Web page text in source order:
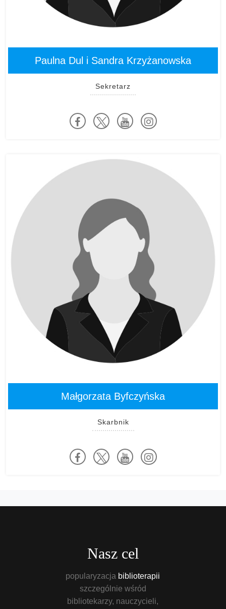
Paulna Dul i Sandra Krzyżanowska
Sekretarz
Małgorzata Byfczyńska
Skarbnik
Nasz cel
popularyzacja biblioterapii
szczególnie wśród
bibliotekarzy, nauczycieli,